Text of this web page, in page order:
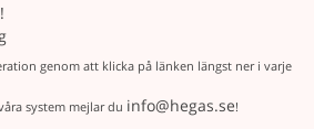
genom att klicka på länken längst ner i varje
system mejlar du info@hegas.se!